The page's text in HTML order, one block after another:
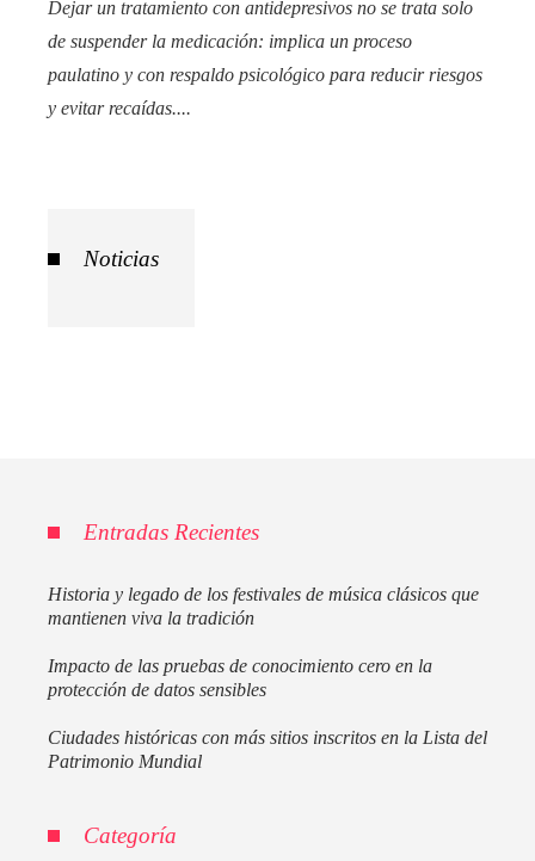
Dejar un tratamiento con antidepresivos no se trata solo
de suspender la medicación: implica un proceso
paulatino y con respaldo psicológico para reducir riesgos
y evitar recaídas....
Noticias
Entradas Recientes
Historia y legado de los festivales de música clásicos que
mantienen viva la tradición
Impacto de las pruebas de conocimiento cero en la
protección de datos sensibles
Ciudades históricas con más sitios inscritos en la Lista del
Patrimonio Mundial
Categoría